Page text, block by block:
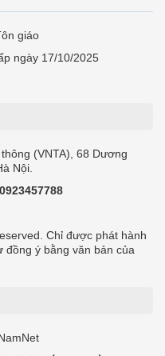
giáo
ngày 17/10/2025
(VNTA), 68 Dương
Nội.
0923457788
Chỉ được phát hành
đồng ý bằng văn bản của